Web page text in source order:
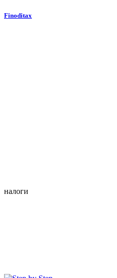
Finoditax
налоги